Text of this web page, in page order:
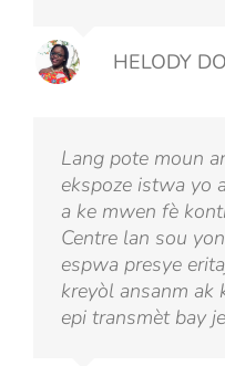
HELODY
Lang pote moun
ekspoze istwa yo
a ke mwen fè
Centre lan sou
espwa presye
kreyòl ansanm ak
epi transmèt bay